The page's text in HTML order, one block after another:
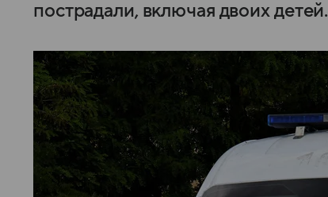
пострадали, включая двоих детей.